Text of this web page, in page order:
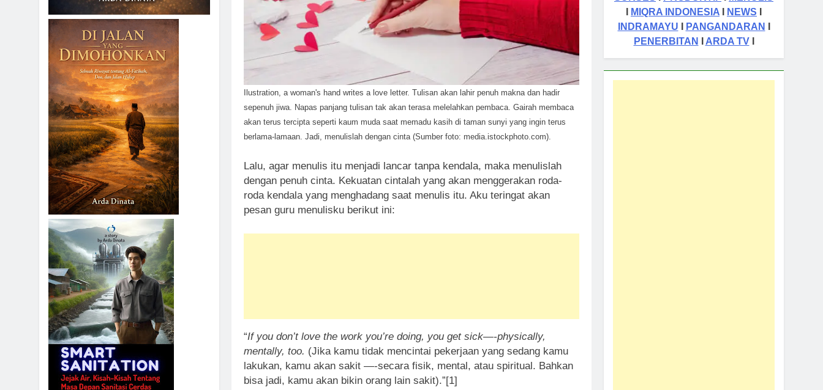
Ilustration, a woman's hand writes a love letter. Tulisan akan lahir penuh makna dan hadir
sepenuh jiwa. Napas panjang tulisan tak akan terasa melelahkan pembaca. Gairah membaca
akan terus tercipta seperti kaum muda saat memadu kasih di taman sunyi yang ingin terus
berlama-lamaan. Jadi, menulislah dengan cinta (Sumber foto: media.istockphoto.com).
Lalu, agar menulis itu menjadi lancar tanpa kendala, maka menulislah
dengan penuh cinta. Kekuatan cintalah yang akan menggerakan roda-
roda kendala yang menghadang saat menulis itu. Aku teringat akan
pesan guru menulisku berikut ini:
“If you don’t love the work you’re doing, you get sick—-physically,
mentally, too. (Jika kamu tidak mencintai pekerjaan yang sedang kamu
lakukan, kamu akan sakit —-secara fisik, mental, atau spiritual. Bahkan
bisa jadi, kamu akan bikin orang lain sakit).”[1]
I MIQRA INDONESIA I NEWS I
INDRAMAYUIPANGANDARANI
PENERBITANIARDA TVI